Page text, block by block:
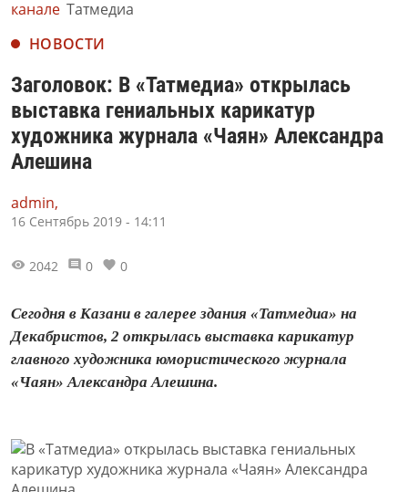
канале Татмедиа
НОВОСТИ
Заголовок: В «Татмедиа» открылась
выставка гениальных карикатур
художника журнала «Чаян» Александра
Алешина
admin,
16 Сентябрь 2019 - 14:11
2042 0 0
Сегодня в Казани в галерее здания «Татмедиа» на
Декабристов, 2 открылась выставка карикатур
главного художника юмористического журнала
«Чаян» Александра Алешина.